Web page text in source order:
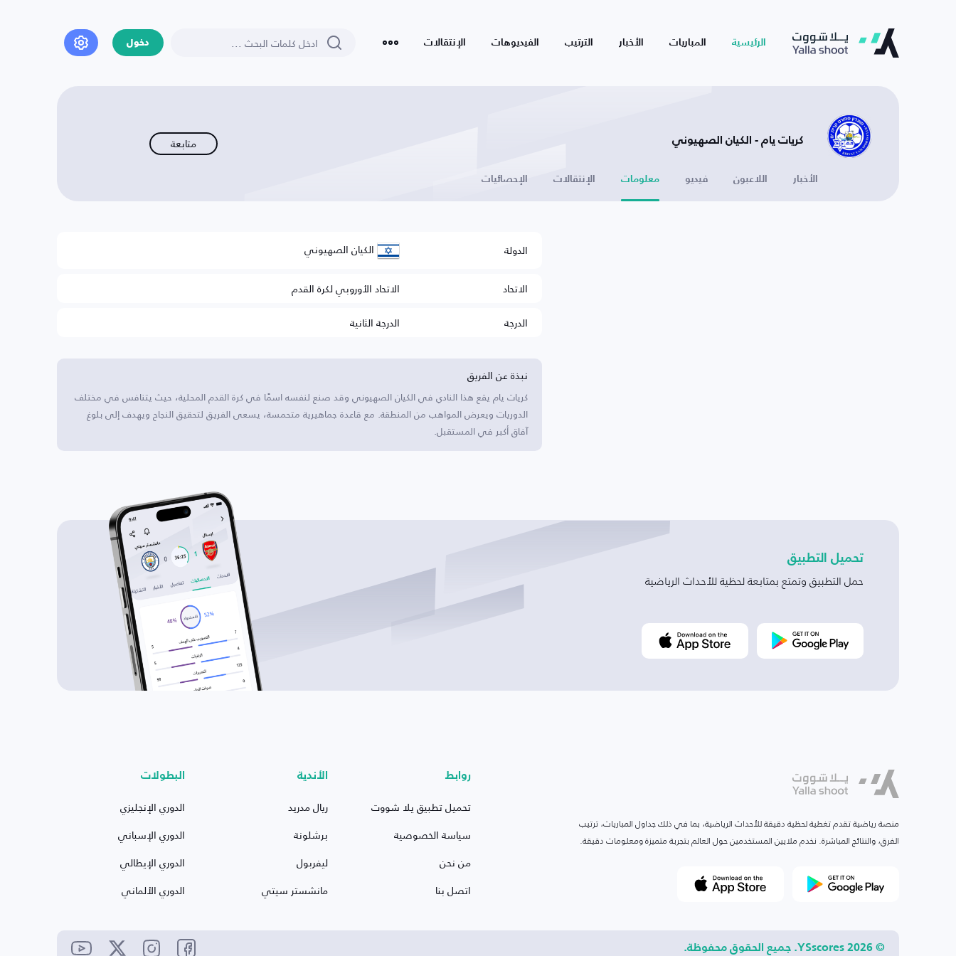
الرئيسية المباريات الأخبار الترتيب الفيديوهات الإنتقالات دخول
كريات يام - الكيان الصهيوني متابعة
الأخبار اللاعبون فيديو معلومات الإنتقالات الإحصائيات
الدولة الكيان الصهيوني
الاتحاد
الاتحاد الأوروبي لكرة القدم
الدرجة
الدرجة الثانية
نبذة عن الفريق
كريات يام يقع هذا النادي في الكيان الصهيوني وقد صنع لنفسه اسمًا في كرة القدم المحلية، حيث يتنافس في مختلف
الدوريات ويعرض المواهب من المنطقة. مع قاعدة جماهيرية متحمسة، يسعى الفريق لتحقيق النجاح ويهدف إلى بلوغ
آفاق أكبر في المستقبل.
تحميل التطبيق
حمل التطبيق وتمتع بمتابعة لحظية للأحداث الرياضية
منصة رياضية تقدم تغطية لحظية دقيقة للأحداث الرياضية، بما في ذلك جداول المباريات، ترتيب
الفرق، والنتائج المباشرة. نخدم ملايين المستخدمين حول العالم بتجربة متميزة ومعلومات دقيقة.
روابط
تحميل تطبيق يلا شووت
سياسة الخصوصية
من نحن
اتصل بنا
الأندية
ريال مدريد
برشلونة
ليفربول
مانشستر سيتي
البطولات
الدوري الإنجليزي
الدوري الإسباني
الدوري الإيطالي
الدوري الألماني
© 2026 YSscores. جميع الحقوق محفوظة.